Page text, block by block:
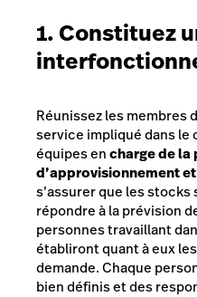
1. Constituez
Réunissez les membres
service impliqué dans le
équipes encharge de la
d’approvisionnement
s’assurer que les
répondre à la prévision
personnes travaillant
établiront quant à eux
demande. Chaque
bien définis et des